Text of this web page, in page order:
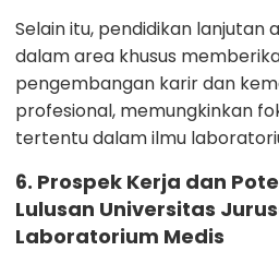
Selain itu, pendidikan lanjutan
dalam area khusus
pengembangan karir dan
profesional, memungkinkan
tertentu dalam ilmu
6. Prospek Kerja dan
Lulusan Universitas
Laboratorium Medis